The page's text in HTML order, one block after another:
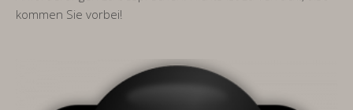
kommen Sie vorbei!